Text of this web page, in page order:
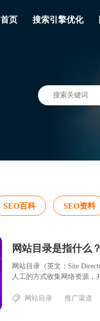
首页 搜索引擎优化
SEO百科 SEO资料
网站目录是指什么
网站目录（英文：Site
人工的方式收集网络资源，
网站目录 推广渠道